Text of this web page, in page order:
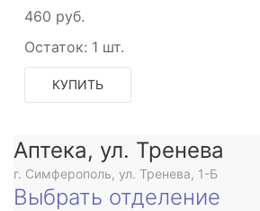
460 руб.
Остаток: 1 шт.
КУПИТЬ
Аптека, ул. Тренева
г. Симферополь, ул. Тренева, 1-Б
Выбрать отделение